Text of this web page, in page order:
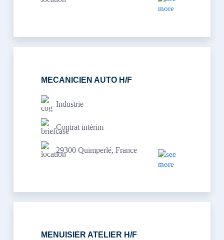
MECANICIEN AUTO H/F
Industrie
Contrat intérim
29300 Quimperlé, France
MENUISIER ATELIER H/F